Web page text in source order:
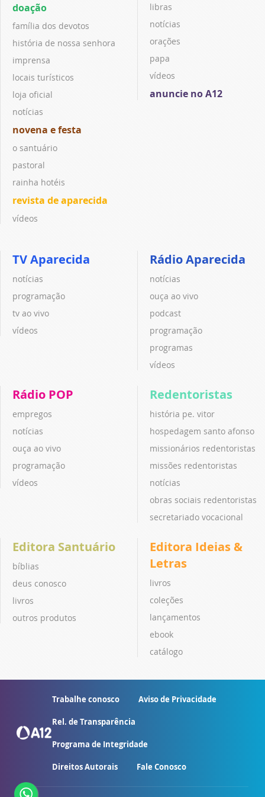
doação
família dos devotos
história de nossa senhora
imprensa
locais turísticos
loja oficial
notícias
novena e festa
o santuário
pastoral
rainha hotéis
revista de aparecida
vídeos
libras
notícias
orações
papa
vídeos
anuncie no A12
TV Aparecida
notícias
programação
tv ao vivo
vídeos
Rádio Aparecida
notícias
ouça ao vivo
podcast
programação
programas
vídeos
Rádio POP
empregos
notícias
ouça ao vivo
programação
vídeos
Redentoristas
história pe. vitor
hospedagem santo afonso
missionários redentoristas
missões redentoristas
notícias
obras sociais redentoristas
secretariado vocacional
Editora Santuário
bíblias
deus conosco
livros
outros produtos
Editora Ideias &
Letras
livros
coleções
lançamentos
ebook
catálogo
Trabalhe conosco Aviso de Privacidade
Rel. de Transparência
Programa de Integridade
Direitos Autorais Fale Conosco